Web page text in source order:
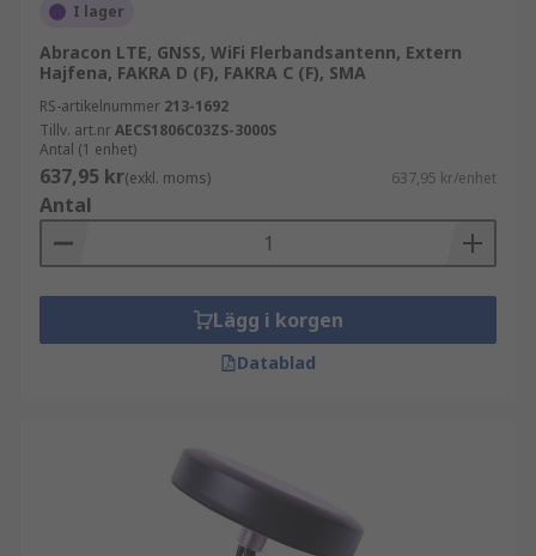
I lager
Abracon LTE, GNSS, WiFi Flerbandsantenn, Extern
Hajfena, FAKRA D (F), FAKRA C (F), SMA
RS-artikelnummer 213-1692
Tillv. art.nrAECS1806C03ZS-3000S
Antal (1 enhet)
637,95 kr(exkl. moms) 637,95 kr/enhet
Antal
Lägg i korgen
Datablad